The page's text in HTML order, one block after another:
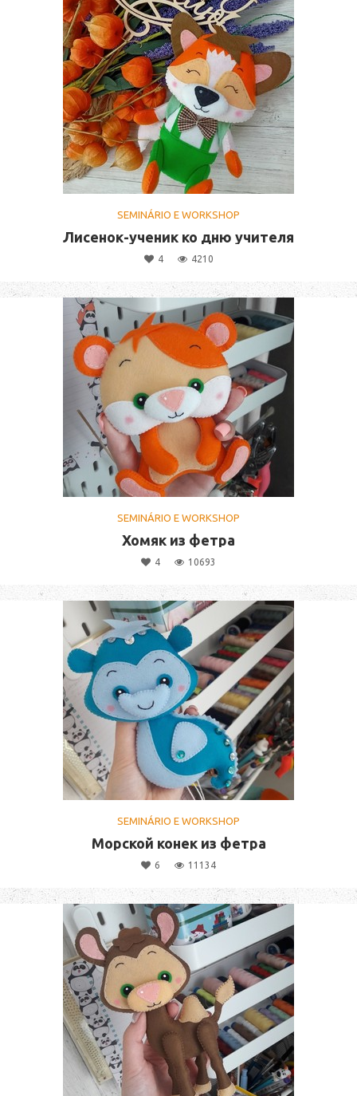
SEMINÁRIO E WORKSHOP
Лисенок-ученик ко дню учителя
4 4210
SEMINÁRIO E WORKSHOP
Хомяк из фетра
4 10693
SEMINÁRIO E WORKSHOP
Морской конек из фетра
6 11134